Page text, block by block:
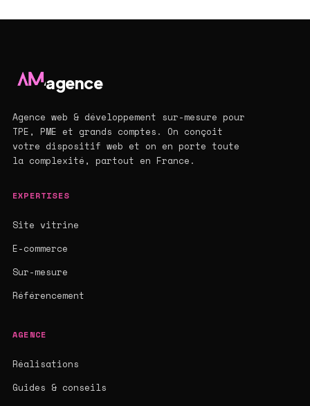
agence
Agence web & développement sur-mesure pour
TPE, PME et grands comptes. On conçoit
votre dispositif web et on en porte toute
la complexité, partout en France.
EXPERTISES
Site vitrine
E-commerce
Sur-mesure
Référencement
AGENCE
Réalisations
Guides & conseils